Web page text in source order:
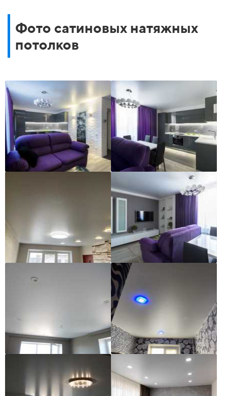
Фото сатиновых натяжных
потолков